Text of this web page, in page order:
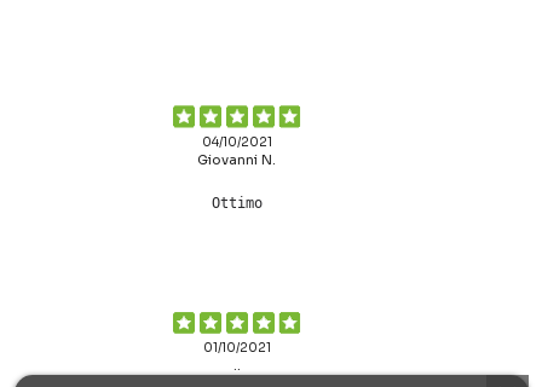
04/10/2021
Giovanni N.
Ottimo
01/10/2021
..